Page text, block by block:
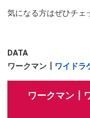
気になる方はぜひチェ
DATA
ワークマン┃
ワイドラ
ワークマン┃